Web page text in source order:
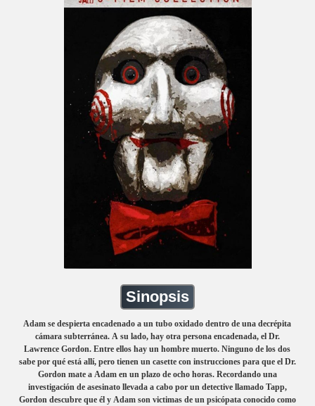
Sinopsis
Adam se despierta encadenado a un tubo oxidado dentro de una decrépita
cámara subterránea. A su lado, hay otra persona encadenada, el Dr.
Lawrence Gordon. Entre ellos hay un hombre muerto. Ninguno de los dos
sabe por qué está allí, pero tienen un casette con instrucciones para que el Dr.
Gordon mate a Adam en un plazo de ocho horas. Recordando una
investigación de asesinato llevada a cabo por un detective llamado Tapp,
Gordon descubre que él y Adam son victimas de un psicópata conocido como